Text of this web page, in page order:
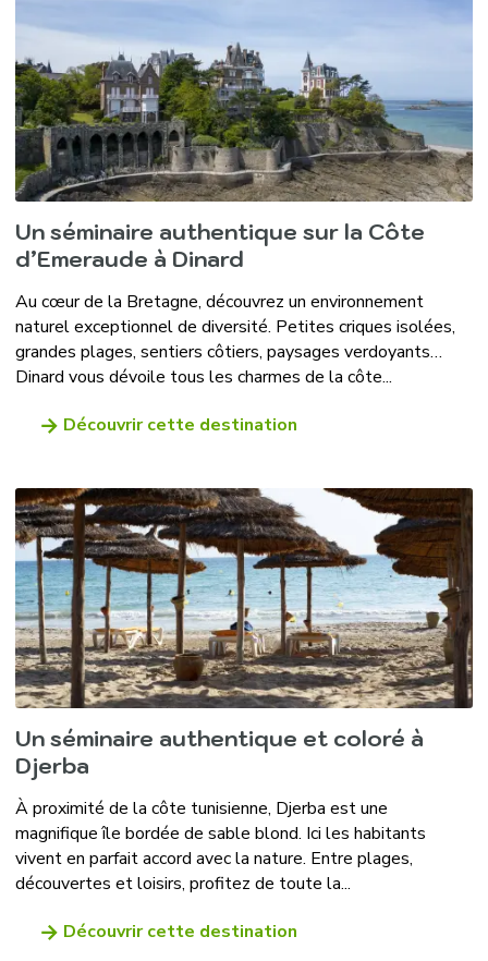
Un séminaire authentique sur la Côte
d’Emeraude à Dinard
Au cœur de la Bretagne, découvrez un environnement
naturel exceptionnel de diversité. Petites criques isolées,
grandes plages, sentiers côtiers, paysages verdoyants…
Dinard vous dévoile tous les charmes de la côte...
Découvrir cette destination
Un séminaire authentique et coloré à
Djerba
À proximité de la côte tunisienne, Djerba est une
magnifique île bordée de sable blond. Ici les habitants
vivent en parfait accord avec la nature. Entre plages,
découvertes et loisirs, profitez de toute la...
Découvrir cette destination